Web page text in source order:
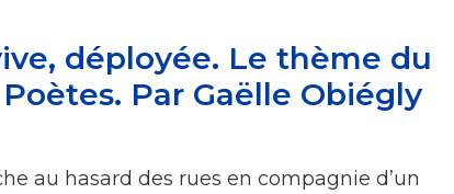
déployée. Le thème du
Par Gaëlle Obiégly
au hasard des rues en compagnie d’un